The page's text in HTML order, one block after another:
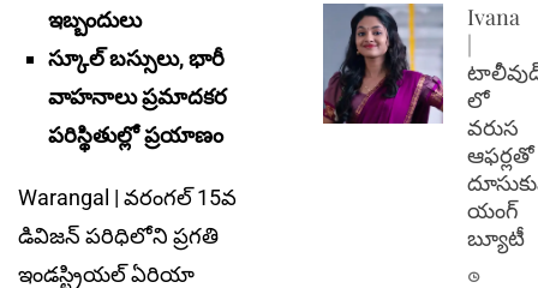
ఇబ్బందులు
స్కూల్ బస్సులు, భారీ
వాహనాలు ప్రమాదకర
పరిస్థితుల్లో ప్రయాణం
Warangal | వ‌రంగ‌ల్ 15వ
డివిజ‌న్ ప‌రిధిలోని ప్ర‌గ‌తి
ఇండ‌స్ట్రియ‌ల్ ఏరియా
Ivana
|
లో
వరుస
ఆఫర్లతో
యంగ్
బ్యూటీ